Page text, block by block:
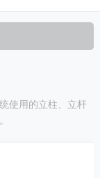
使用的立柱、立杆